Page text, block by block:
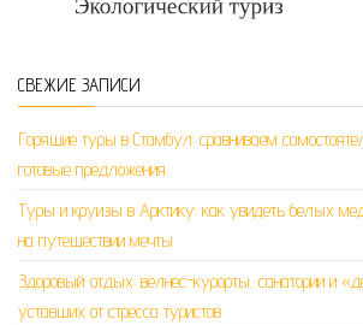
СВЕЖИЕ ЗАПИСИ
Горящие туры в Стамбул: сравниваем
готовые предложения
Туры и круизы в Арктику: как увидеть белых
на путешествии мечты
Здоровый отдых: велнес-курорты, санатории и
уставших от стресса туристов